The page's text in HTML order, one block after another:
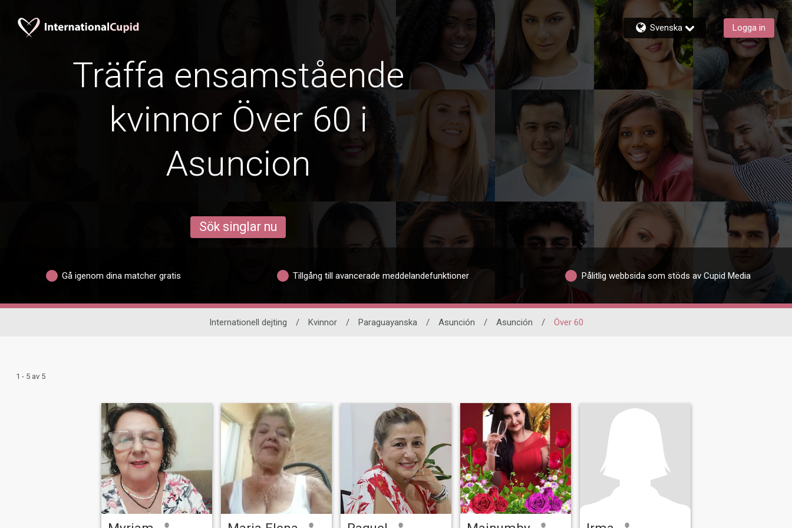
Svenska Logga in
Träffa ensamstående
kvinnor Över 60 i
Asuncion
Sök singlar nu
Gå igenom dina matcher gratis Tillgång till avancerade meddelandefunktioner Pålitlig webbsida som stöds av Cupid Media
Internationell dejting / Kvinnor / Paraguayanska / Asunción / Asunción / Över 60
1 - 5 av 5